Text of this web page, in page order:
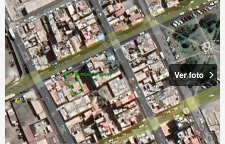
Ver foto